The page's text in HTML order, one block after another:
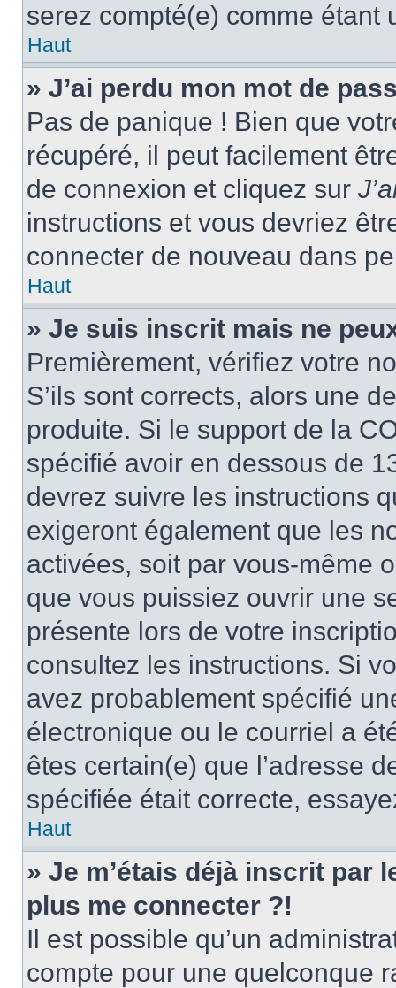
serez compté(e) comme étant
Haut
» J’ai perdu mon mot de
Pas de panique ! Bien que
récupéré, il peut facilement
de connexion et cliquez sur
instructions et vous devriez
connecter de nouveau dans
Haut
» Je suis inscrit mais ne
Premièrement, vérifiez votre
S’ils sont corrects, alors une
produite. Si le support de la
spécifié avoir en dessous de
devrez suivre les instructions
exigeront également que les
activées, soit par vous-même
que vous puissiez ouvrir une
présente lors de votre
consultez les instructions. Si
avez probablement spécifié
électronique ou le courriel a
êtes certain(e) que l’adresse
spécifiée était correcte,
Haut
» Je m’étais déjà inscrit par
plus me connecter ?!
Il est possible qu’un
compte pour une quelconque